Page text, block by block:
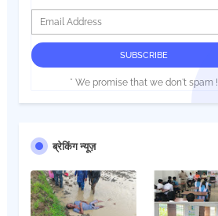
* We promise that we don't spam !
ब्रेकिंग न्यूज़